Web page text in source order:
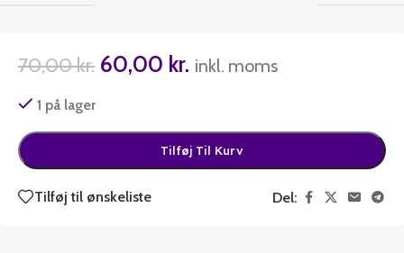
70,00kr. 60,00 kr. inkl. moms
1 på lager
Tilføj Til Kurv
Tilføj til ønskeliste Del: